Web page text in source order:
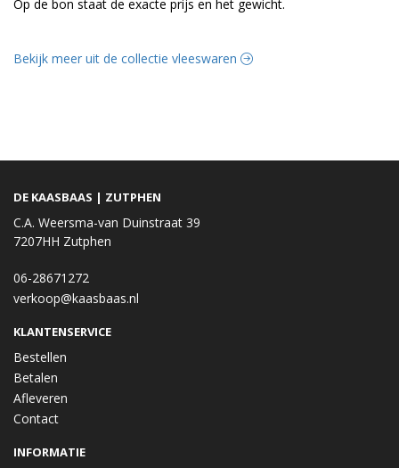
Op de bon staat de exacte prijs en het gewicht.
Bekijk meer uit de collectie vleeswaren
DE KAASBAAS | ZUTPHEN
C.A. Weersma-van Duinstraat 39
7207HH Zutphen
06-28671272
verkoop@kaasbaas.nl
KLANTENSERVICE
Bestellen
Betalen
Afleveren
Contact
INFORMATIE